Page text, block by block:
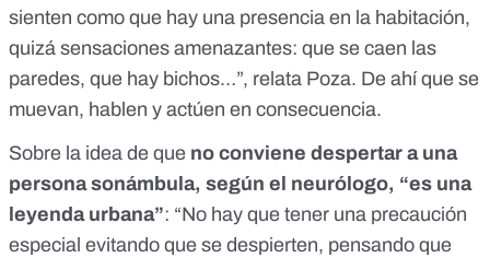
sienten como que hay una presencia en la habitación,
quizá sensaciones amenazantes: que se caen las
paredes, que hay bichos…”, relata Poza. De ahí que se
muevan, hablen y actúen en consecuencia.
Sobre la idea de que no conviene despertar a una
persona sonámbula, según el neurólogo, “es una
leyenda urbana”: “No hay que tener una precaución
especial evitando que se despierten, pensando que